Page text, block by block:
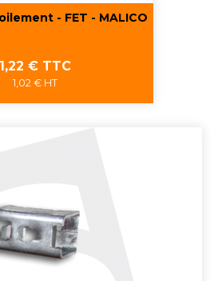
- FET - MALICO
Prix
1,22 € TTC
1,02 € HT